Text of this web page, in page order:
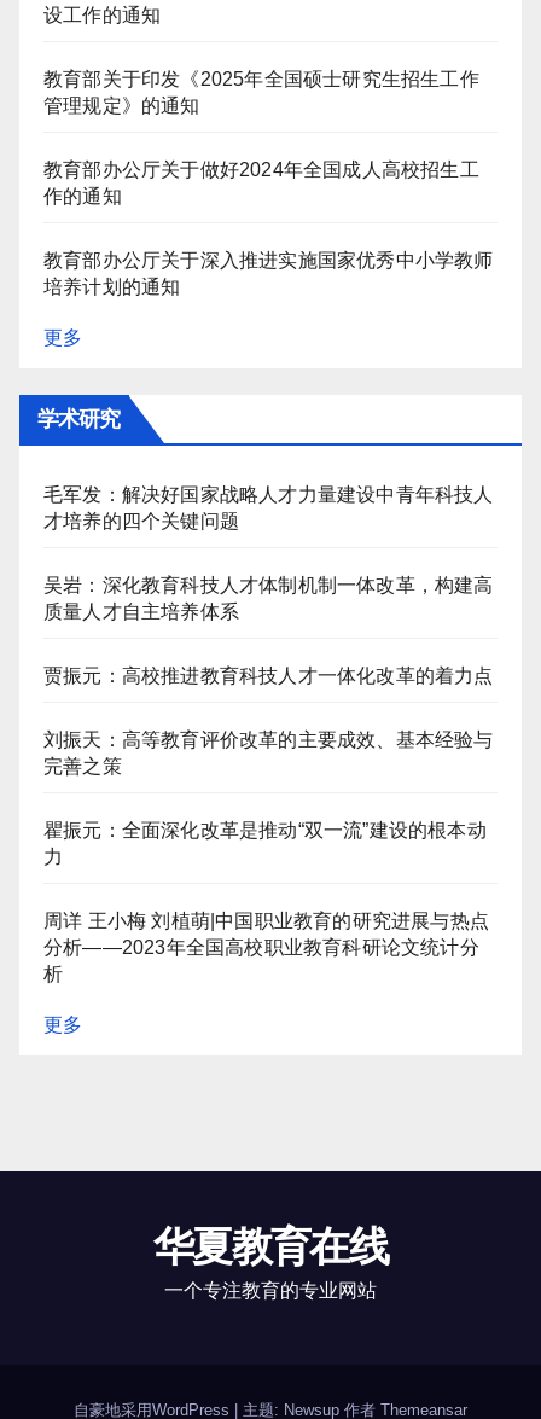
设工作的通知
教育部关于印发《2025年全国硕士研究生招生工作
管理规定》的通知
教育部办公厅关于做好2024年全国成人高校招生工
作的通知
教育部办公厅关于深入推进实施国家优秀中小学教师
培养计划的通知
更多
学术研究
毛军发：解决好国家战略人才力量建设中青年科技人
才培养的四个关键问题
吴岩：深化教育科技人才体制机制一体改革，构建高
质量人才自主培养体系
贾振元：高校推进教育科技人才一体化改革的着力点
刘振天：高等教育评价改革的主要成效、基本经验与
完善之策
瞿振元：全面深化改革是推动“双一流”建设的根本动
力
周详 王小梅 刘植萌|中国职业教育的研究进展与热点
分析——2023年全国高校职业教育科研论文统计分
析
更多
华夏教育在线
一个专注教育的专业网站
自豪地采用WordPress 主题: Newsup 作者 Themeansar